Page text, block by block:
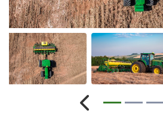
Anterior